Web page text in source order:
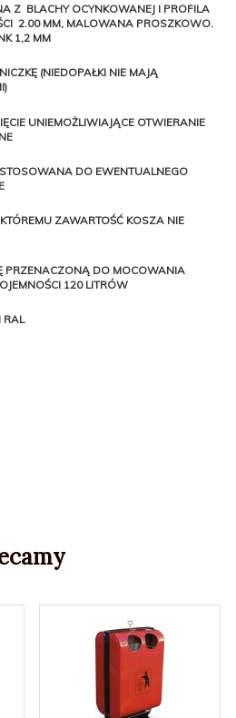
Z BLACHY OCYNKOWANEJ I PROFILA
2.00 MM, MALOWANA PROSZKOWO.
1,2 MM
(NIEDOPAŁKI NIE MAJĄ
UNIEMOŻLIWIAJĄCE OTWIERANIE
DO EWENTUALNEGO
ZAWARTOŚĆ KOSZA NIE
PRZENACZONĄ DO MOCOWANIA
120 LITRÓW
RAL